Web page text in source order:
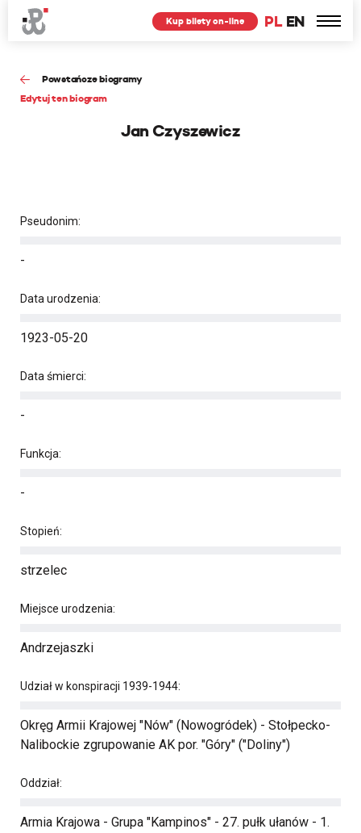
PL EN
Kup bilety on-line
Powstańcze biogramy
Edytuj ten biogram
Jan Czyszewicz
Pseudonim:
-
Data urodzenia:
1923-05-20
Data śmierci:
-
Funkcja:
-
Stopień:
strzelec
Miejsce urodzenia:
Andrzejaszki
Udział w konspiracji 1939-1944:
Okręg Armii Krajowej "Nów" (Nowogródek) - Stołpecko-
Nalibockie zgrupowanie AK por. "Góry" ("Doliny")
Oddział:
Armia Krajowa - Grupa "Kampinos" - 27. pułk ułanów - 1.